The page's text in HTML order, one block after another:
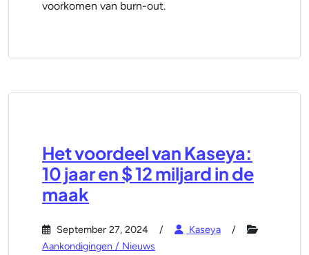
voorkomen van burn-out.
Het voordeel van Kaseya:
10 jaar en $ 12 miljard in de
maak
September 27, 2024
Kaseya
Aankondigingen / Nieuws